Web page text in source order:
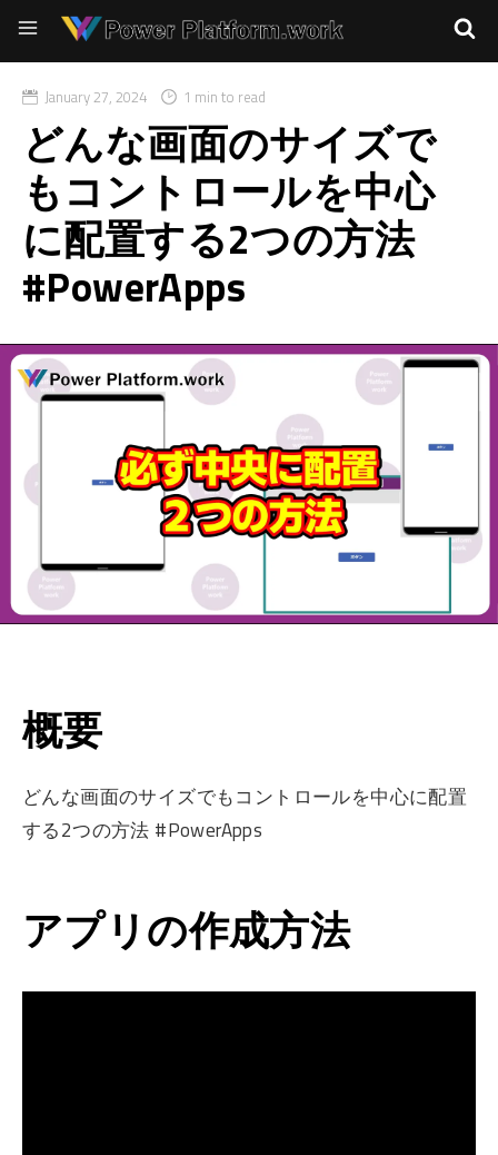
January 27, 2024 1 min to read
どんな画面のサイズで
もコントロールを中心
に配置する2つの方法
#PowerApps
概要
どんな画面のサイズでもコントロールを中心に配置
する2つの方法 #PowerApps
アプリの作成方法